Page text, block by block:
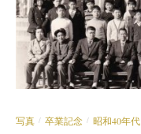
写真 / 卒業記念 / 昭和40年代